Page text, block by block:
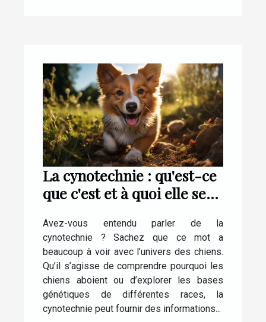
La cynotechnie : qu'est-ce
que c'est et à quoi elle sert
Avez-vous entendu parler de la
cynotechnie ? Sachez que ce mot a
beaucoup à voir avec l’univers des chiens.
Qu’il s’agisse de comprendre pourquoi les
chiens aboient ou d’explorer les bases
génétiques de différentes races, la
cynotechnie peut fournir des informations...